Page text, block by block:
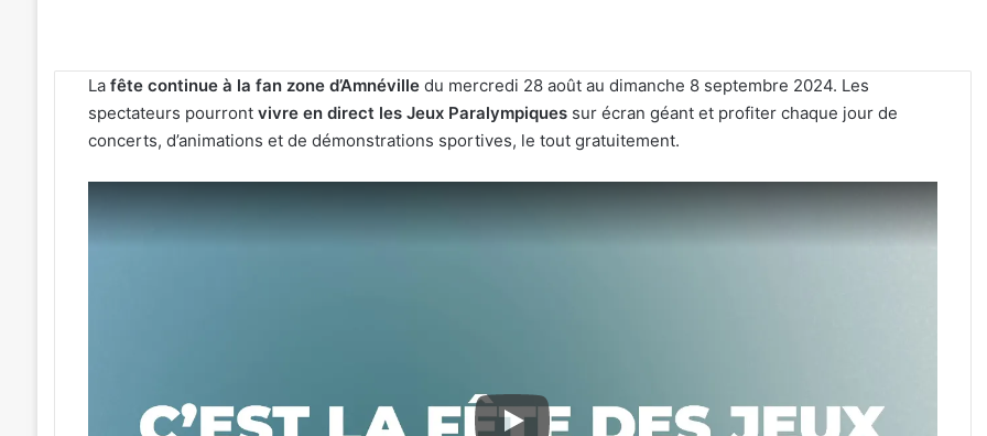
Lafête continue à la fan zone d’Amnéville du mercredi 28 août au dimanche 8 septembre 2024. Les
spectateurs pourrontvivre en direct les Jeux Paralympiques sur écran géant et profiter chaque jour de
concerts, d’animations et de démonstrations sportives, le tout gratuitement.